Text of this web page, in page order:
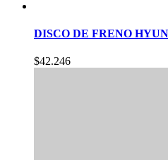
DISCO DE FRENO
$42.246